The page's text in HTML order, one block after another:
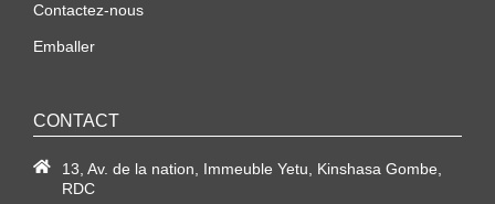
Contactez-nous
Emballer
CONTACT
13, Av. de la nation, Immeuble Yetu, Kinshasa Gombe,
RDC